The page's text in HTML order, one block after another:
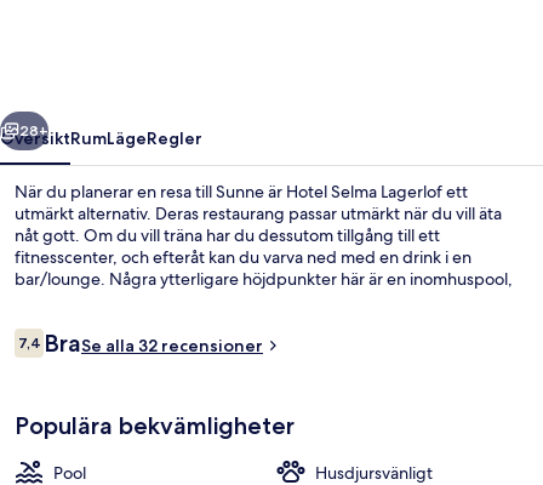
Nästa
28+
ÖversiktRumLägeRegler
När du planerar en resa till Sunne är Hotel Selma Lagerlof ett
utmärkt alternativ. Deras restaurang passar utmärkt när du vill äta
nåt gott. Om du vill träna har du dessutom tillgång till ett
fitnesscenter, och efteråt kan du varva ned med en drink i en
bar/lounge. Några ytterligare höjdpunkter här är en inomhuspool,
Recensioner
7,47,4 av 10,
BraSe alla 32 recensioner
Populära bekvämligheter
Pool
Husdjursvänligt